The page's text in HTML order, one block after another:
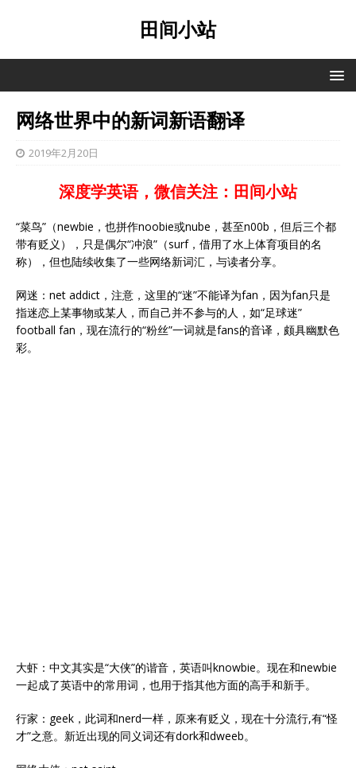
田间小站
网络世界中的新词新语翻译
2019年2月20日
深度学英语，微信关注：田间小站
“菜鸟”（newbie，也拼作noobie或nube，甚至n00b，但后三个都
带有贬义），只是偶尔“冲浪”（surf，借用了水上体育项目的名
称），但也陆续收集了一些网络新词汇，与读者分享。
网迷：net addict，注意，这里的“迷”不能译为fan，因为fan只是
指迷恋上某事物或某人，而自己并不参与的人，如“足球迷”
football fan，现在流行的“粉丝”一词就是fans的音译，颇具幽默色
彩。
大虾：中文其实是“大侠”的谐音，英语叫knowbie。现在和newbie
一起成了英语中的常用词，也用于指其他方面的高手和新手。
行家：geek，此词和nerd一样，原来有贬义，现在十分流行,有“怪
才”之意。新近出现的同义词还有dork和dweeb。